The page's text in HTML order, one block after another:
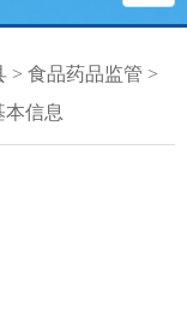
> 食品药品监管 >
信息